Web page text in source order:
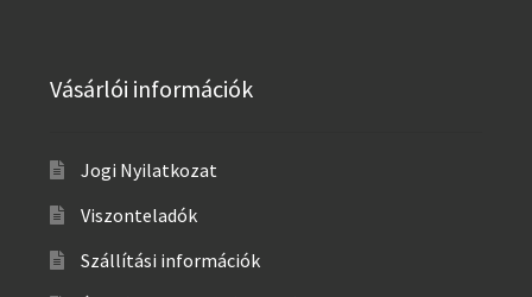
Vásárlói információk
Jogi Nyilatkozat
Viszonteladók
Szállítási információk